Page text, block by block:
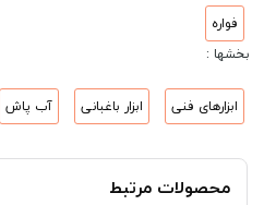
فواره
بخشها :
ابزارهای فنی ابزار باغبانی آب پاش
محصولات مرتبط